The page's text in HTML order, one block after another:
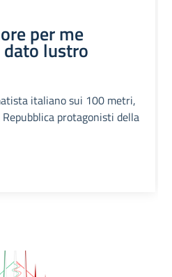
per me
dato lustro
italiano sui 100 metri,
protagonisti della